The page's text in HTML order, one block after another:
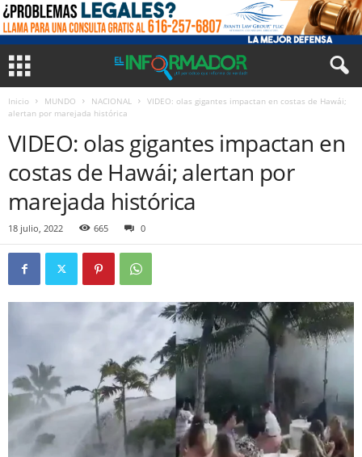
Inicio MUNDO NACIONAL
VIDEO: olas gigantes impactan en costas de Hawái;
alertan por marejada histórica
VIDEO: olas gigantes impactan en
costas de Hawái; alertan por
marejada histórica
18 julio, 2022 665 0